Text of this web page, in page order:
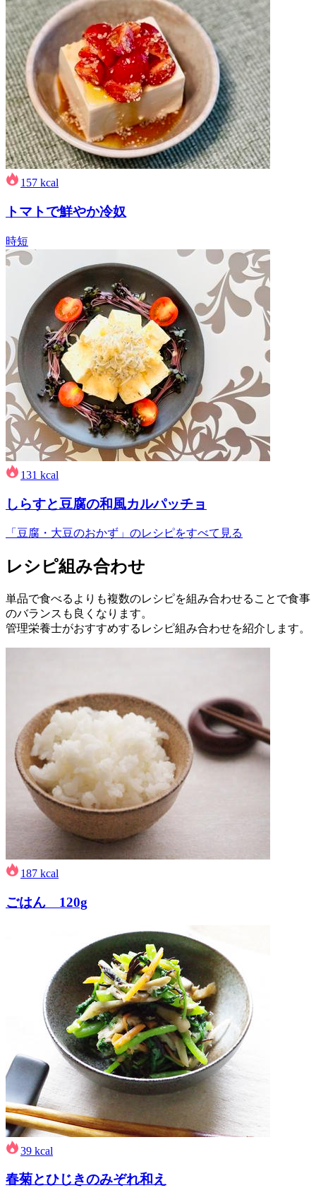
157 kcal
トマトで鮮やか冷奴
時短
131 kcal
しらすと豆腐の和風カルパッチョ
「豆腐・大豆のおかず」のレシピをすべて見る
レシピ組み合わせ
単品で食べるよりも複数のレシピを組み合わせることで食事
のバランスも良くなります。
管理栄養士がおすすめするレシピ組み合わせを紹介します。
187 kcal
ごはん 120g
39 kcal
春菊とひじきのみぞれ和え